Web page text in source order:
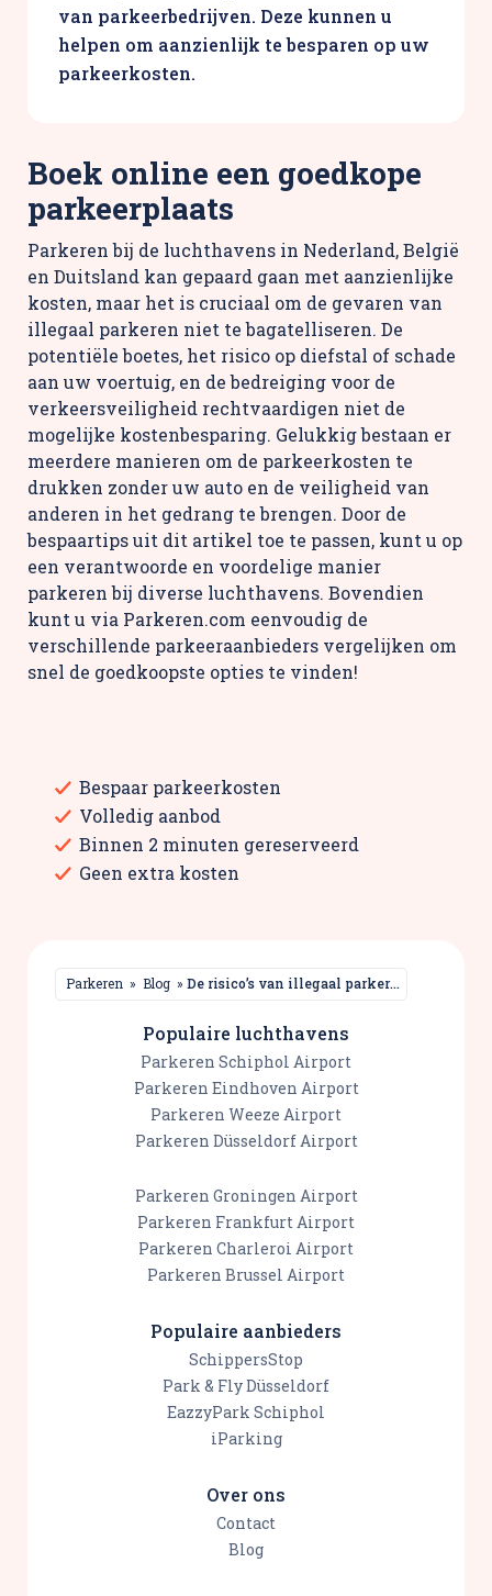
van parkeerbedrijven. Deze kunnen u
helpen om aanzienlijk te besparen op uw
parkeerkosten.
Boek online een goedkope
parkeerplaats
Parkeren bij de luchthavens in Nederland, België
en Duitsland kan gepaard gaan met aanzienlijke
kosten, maar het is cruciaal om de gevaren van
illegaal parkeren niet te bagatelliseren. De
potentiële boetes, het risico op diefstal of schade
aan uw voertuig, en de bedreiging voor de
verkeersveiligheid rechtvaardigen niet de
mogelijke kostenbesparing. Gelukkig bestaan er
meerdere manieren om de parkeerkosten te
drukken zonder uw auto en de veiligheid van
anderen in het gedrang te brengen. Door de
bespaartips uit dit artikel toe te passen, kunt u op
een verantwoorde en voordelige manier
parkeren bij diverse luchthavens. Bovendien
kunt u via Parkeren.com eenvoudig de
verschillende parkeeraanbieders vergelijken om
snel de goedkoopste opties te vinden!
Bespaar parkeerkosten
Volledig aanbod
Binnen 2 minuten gereserveerd
Geen extra kosten
Parkeren » Blog » De risico’s van illegaal parkeren op vliegvelden
Populaire luchthavens
Parkeren Schiphol Airport
Parkeren Eindhoven Airport
Parkeren Weeze Airport
Parkeren Düsseldorf Airport
Parkeren Groningen Airport
Parkeren Frankfurt Airport
Parkeren Charleroi Airport
Parkeren Brussel Airport
Populaire aanbieders
SchippersStop
Park & Fly Düsseldorf
EazzyPark Schiphol
iParking
Over ons
Contact
Blog